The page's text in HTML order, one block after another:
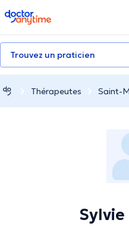
doctoranytime
Trouvez un praticien
Thérapeutes Saint-
Sylvie